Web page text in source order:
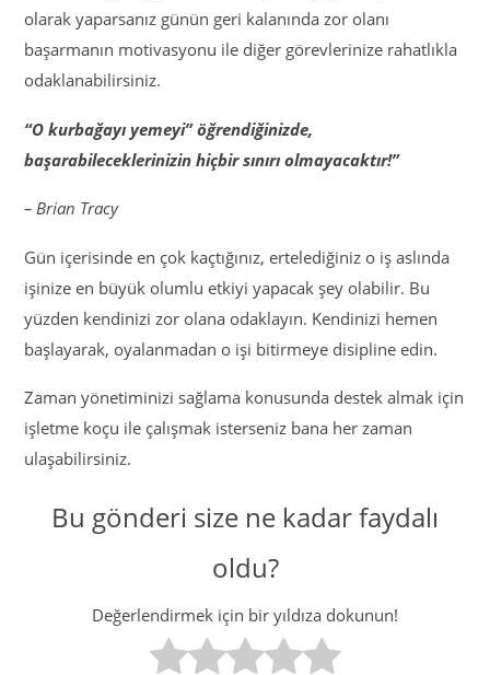
olarak yaparsanız günün geri kalanında zor olanı
başarmanın motivasyonu ile diğer görevlerinize rahatlıkla
odaklanabilirsiniz.
“O kurbağayı yemeyi” öğrendiğinizde,
başarabileceklerinizin hiçbir sınırı olmayacaktır!”
– Brian Tracy
Gün içerisinde en çok kaçtığınız, ertelediğiniz o iş aslında
işinize en büyük olumlu etkiyi yapacak şey olabilir. Bu
yüzden kendinizi zor olana odaklayın. Kendinizi hemen
başlayarak, oyalanmadan o işi bitirmeye disipline edin.
Zaman yönetiminizi sağlama konusunda destek almak için
işletme koçu ile çalışmak isterseniz bana her zaman
ulaşabilirsiniz.
Bu gönderi size ne kadar faydalı
oldu?
Değerlendirmek için bir yıldıza dokunun!